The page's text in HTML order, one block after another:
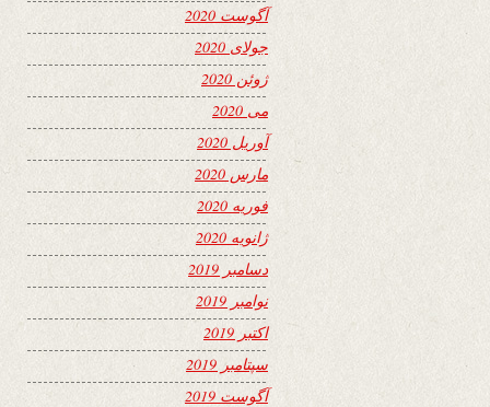
آگوست 2020
جولای 2020
ژوئن 2020
می 2020
آوریل 2020
مارس 2020
فوریه 2020
ژانویه 2020
دسامبر 2019
نوامبر 2019
اکتبر 2019
سپتامبر 2019
آگوست 2019